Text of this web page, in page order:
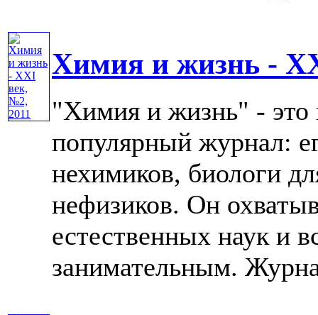
Химия и жизнь -
"Химия и жизнь" -
популярный журнал:
нехимиков, биологи
нефизиков. Он
естественных наук и
занимательным.